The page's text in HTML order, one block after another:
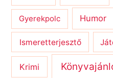
Gyerekpolc Humor
Ismeretterjesztő
Krimi